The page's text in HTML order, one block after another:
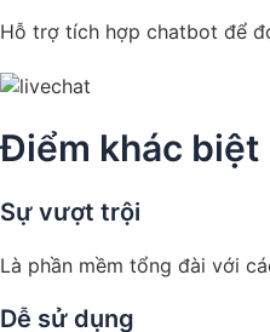
Hỗ trợ tích hợp chatbot để
Điểm khác biệt
Sự vượt trội
Là phần mềm tổng đài với
Dễ sử dụng